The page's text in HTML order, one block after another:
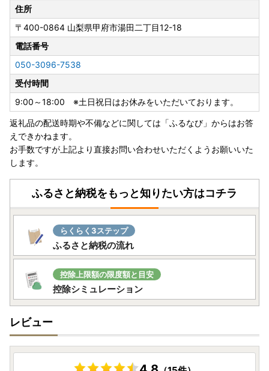
「IAM」新登場！「ふるまど」新登場！
ワンストップ特例申請が完全ペーパーレスで申請できます！
富士吉田市では、ふるさと納税をいただいた皆様のご負担を
軽減するために、スマートフォンのみで完結できるアプリ
「IAM」を導入しました。
※申請には「マイナンバーカード」が必要です。
※App Store もしくはGoogle Playから「IAM（アイアム）」
アプリのダウンロードをお願いいたします。
★ふるまど★ 複数自治体のワンストップ特例をスマホでま
とめて申請ができるサービスです！リンク先をご確認くださ
い。
住所
〒400-0864 山梨県甲府市湯田二丁目12-18
電話番号
050-3096-7538
受付時間
9:00～18:00 ※土日祝日はお休みをいただいております。
返礼品の配送時期や不備などに関しては「ふるなび」からはお答
えできかねます。
お手数ですが上記より直接お問い合わせいただくようお願いいた
します。
ふるさと納税をもっと知りたい方はコチラ
らくらく3ステップ
ふるさと納税の流れ
控除上限額の限度額と目安
控除シミュレーション
レビュー